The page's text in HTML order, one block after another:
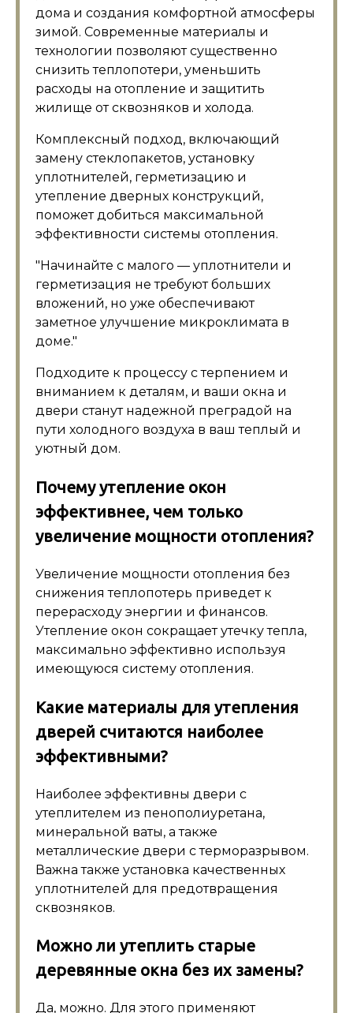
дома и создания комфортной атмосферы
зимой. Современные материалы и
технологии позволяют существенно
снизить теплопотери, уменьшить
расходы на отопление и защитить
жилище от сквозняков и холода.
Комплексный подход, включающий
замену стеклопакетов, установку
уплотнителей, герметизацию и
утепление дверных конструкций,
поможет добиться максимальной
эффективности системы отопления.
Начинайте с малого — уплотнители и
герметизация не требуют больших
вложений, но уже обеспечивают
заметное улучшение микроклимата в
доме.
Подходите к процессу с терпением и
вниманием к деталям, и ваши окна и
двери станут надежной преградой на
пути холодного воздуха в ваш теплый и
уютный дом.
Почему утепление окон
эффективнее, чем только
увеличение мощности отопления?
Увеличение мощности отопления без
снижения теплопотерь приведет к
перерасходу энергии и финансов.
Утепление окон сокращает утечку тепла,
максимально эффективно используя
имеющуюся систему отопления.
Какие материалы для утепления
дверей считаются наиболее
эффективными?
Наиболее эффективны двери с
утеплителем из пенополиуретана,
минеральной ваты, а также
металлические двери с терморазрывом.
Важна также установка качественных
уплотнителей для предотвращения
сквозняков.
Можно ли утеплить старые
деревянные окна без их замены?
Да, можно. Для этого применяют